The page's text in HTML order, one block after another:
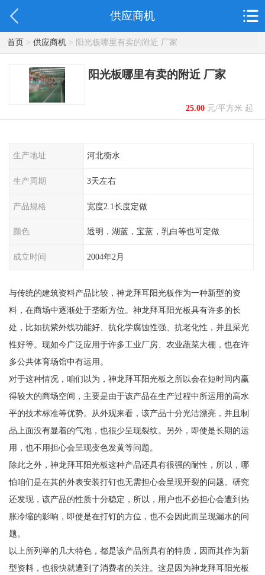
供应商机
首页> 供应商机> 阳光板哪里有卖的附近 厂家
阳光板哪里有卖的附近 厂家
25.00元/平方米 起
生产地址 河北衡水
生产周期 3天左右
产品规格 宽度2.1长度定做
颜色 透明，湖蓝，宝蓝，乳白等也可定做
成立时间 2004年2月
与传统的建筑资料产品比较，神龙拜耳阳光板作为一种新型的资
料，在商场中逐渐处于垄断方位。神龙拜耳阳光板具有许多的长
处，比如抗紫外线功能好、抗化学腐蚀性强、抗老化性，并且采光
性好等。现如今广泛应用于许多工业厂房、农业蔬菜大棚，也在许
多公共体育场馆中有运用。
对于这种情况，咱们以为，神龙拜耳阳光板之所以会在短时间内赢
得较大的商场空间，主要是由于该产品在生产过程中所运用的高水
平的技术标准等优势。从外观来看，该产品十分光洁漂亮，并且制
品上面没有显着的气泡，也很少呈现裂纹。另外，即使是长期的运
用，也不用担心会呈现变色发黄等问题。
除此之外，神龙拜耳阳光板这种产品还具有很强的耐性，所以，哪
怕咱们是在其的外表安装打钉也无需担心会呈现开裂的问题。研究
还发现，该产品的性质十分稳定，所以，用户也不必担心会遭到热
胀冷缩的影响，即使是在打钉的方位，也不会因此而呈现漏水的问
题。
以上所列举的几大特色，都是该产品所具有的特质，因而其作为新
型资料，也很快就遭到了消费者的关注。这是因为神龙拜耳阳光板